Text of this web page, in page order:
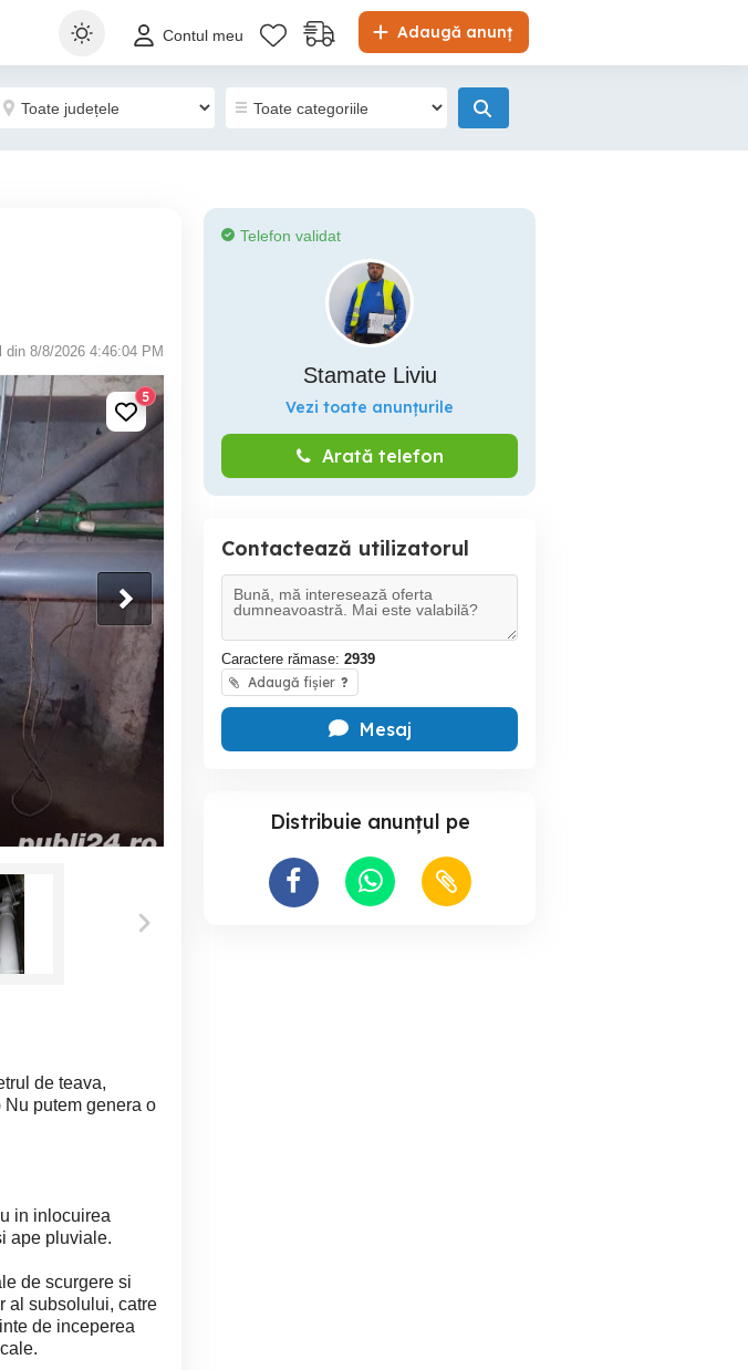
Adaugă anunț
Contul meu
din 8/8/2026 4:46:04 PM
5
de teava,
putem genera o
in inlocuirea
ape pluviale.
de scurgere si
al subsolului, catre
de inceperea
Telefon validat
Stamate Liviu
Vezi toate anunțurile
Arată telefon
Contactează utilizatorul
Caractere rămase: 2939
Adaugă fișier ?
Mesaj
Distribuie anunțul pe